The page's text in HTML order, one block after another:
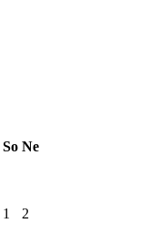
So Ne
1 2